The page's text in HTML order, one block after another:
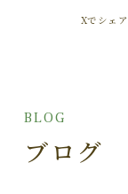
Xでシェア
BLOG
ブログ